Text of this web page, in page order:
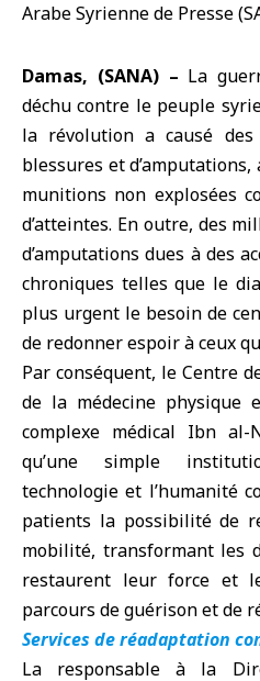
Damas, (SANA) – La
déchu contre le peuple
la révolution a causé
blessures et
munitions non explosées
d’atteintes. En outre, des
d’amputations dues à des
chroniques telles que le
plus urgent le besoin de
de redonner espoir à ceux
Par conséquent, le Centre
de la médecine physique
complexe médical Ibn
qu’une simple
technologie et l’humanité
patients la possibilité de
mobilité, transformant les
restaurent leur force et
parcours de guérison et de
Services de réadaptation
La responsable à la